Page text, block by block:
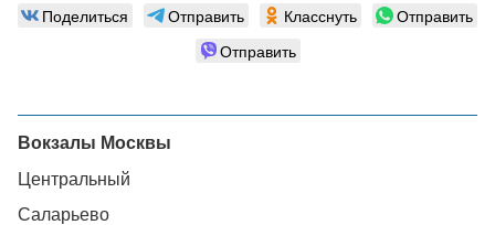
Поделиться Отправить Класснуть
Отправить
Отправить
Вокзалы Москвы
Центральный
Саларьево